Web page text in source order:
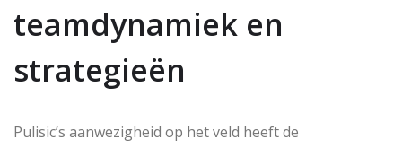
teamdynamiek en
strategieën
Pulisic’s aanwezigheid op het veld heeft de